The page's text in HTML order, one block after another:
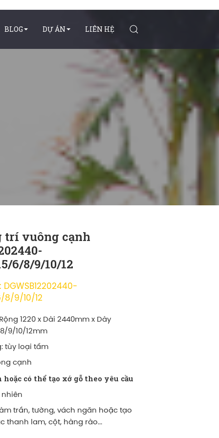
BLOG DỰ ÁN LIÊN HỆ
trí vuông cạnh
6/8/9/10/12
8/9/10/12
1220 x Dài 2440mm x Dày
9/10/12mm
tùy loại tấm
cạnh
hoặc có thể tạo xớ gỗ theo yêu cầu
nhiên
trần, tường, vách ngăn hoặc tạo
thanh lam, cột, hàng rào...